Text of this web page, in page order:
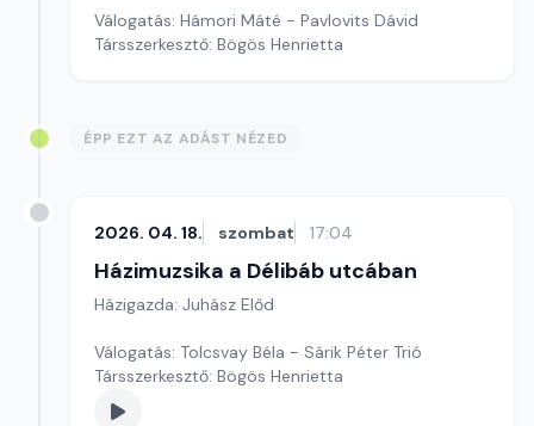
Válogatás: Hámori Máté - Pavlovits Dávid
Társszerkesztő: Bögös Henrietta
ÉPP EZT AZ ADÁST NÉZED
2026. 04. 18. szombat 17:04
Házimuzsika a Délibáb utcában
Házigazda: Juhász Előd
Válogatás: Tolcsvay Béla - Sárik Péter Trió
Társszerkesztő: Bögös Henrietta